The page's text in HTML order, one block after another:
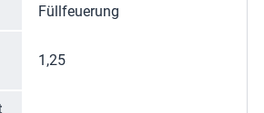
Füllfeuerung
1,25